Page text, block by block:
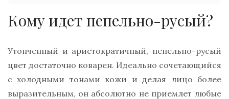
Кому идет пепельно-русый?
Утонченный и аристократичный, пепельно-русый
цвет достаточно коварен. Идеально сочетающийся
с холодными тонами кожи и делая лицо более
выразительным, он абсолютно не приемлет любые